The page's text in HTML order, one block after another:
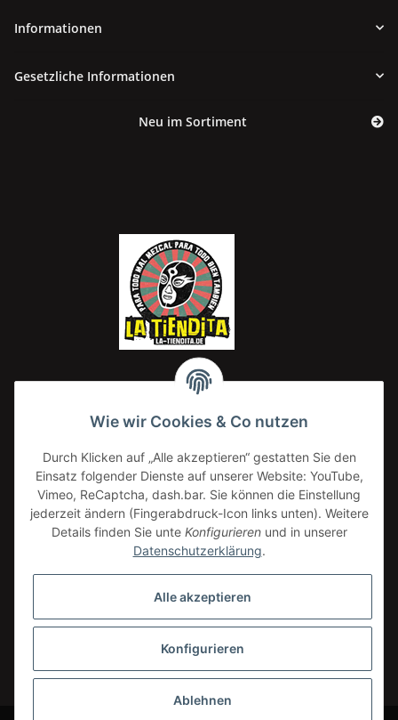
Informationen
Gesetzliche Informationen
Neu im Sortiment
Lemon Drop
20,00 €*
20,00 € pro 1 kg
Widerrufsbutton
* Alle Preise inkl. gesetzlicher USt., zzgl.Versand
Wie wir Cookies & Co nutzen
Durch Klicken auf „Alle akzeptieren“ gestatten Sie den
Einsatz folgender Dienste auf unserer Website: YouTube,
Vimeo, ReCaptcha, dash.bar. Sie können die Einstellung
jederzeit ändern (Fingerabdruck-Icon links unten). Weitere
Details finden Sie unte Konfigurierenund in unserer
Datenschutzerklärung.
Alle akzeptieren
Konfigurieren
Ablehnen